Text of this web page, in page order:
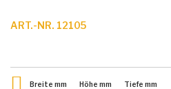
ART.-NR. 12105
Breite mm Höhe mm Tiefe mm